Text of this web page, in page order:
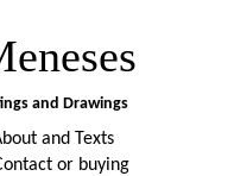
and Drawings
and Texts
or buying